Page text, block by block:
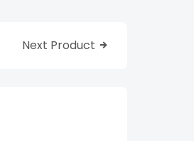
Next Product